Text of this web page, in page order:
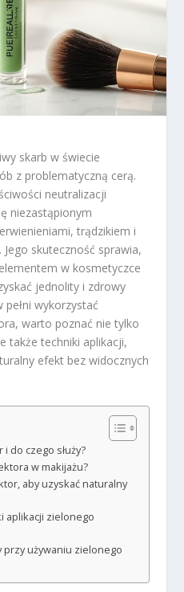
skarb w świecie
z problematyczną cerą.
neutralizacji
niezastąpionym
trądzikiem i
skuteczność sprawia,
w kosmetyczce
jednolity i zdrowy
pełni wykorzystać
warto poznać nie tylko
także techniki aplikacji,
efekt bez widocznych
i do czego służy?
w makijażu?
aby uzyskać naturalny
aplikacji zielonego
przy używaniu zielonego